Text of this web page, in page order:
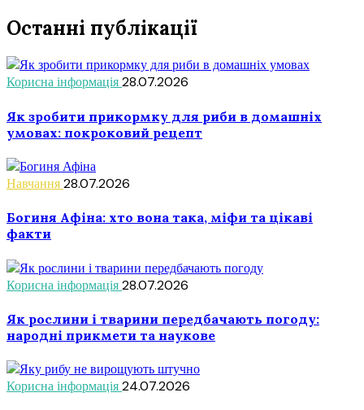
Останні публікації
Корисна інформація28.07.2026
Як зробити прикормку для риби в домашніх
умовах: покроковий рецепт
Навчання28.07.2026
Богиня Афіна: хто вона така, міфи та цікаві
факти
Корисна інформація28.07.2026
Як рослини і тварини передбачають погоду:
народні прикмети та наукове
Корисна інформація24.07.2026